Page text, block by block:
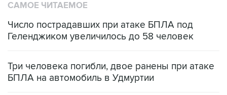
САМОЕ ЧИТАЕМОЕ
Число пострадавших при атаке БПЛА под
Геленджиком увеличилось до 58 человек
Три человека погибли, двое ранены при атаке
БПЛА на автомобиль в Удмуртии